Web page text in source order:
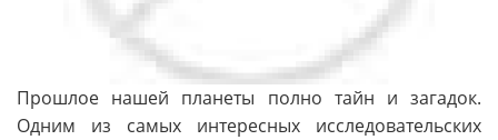
Прошлое нашей планеты полно тайн и загадок.
Одним из самых интересных исследовательских